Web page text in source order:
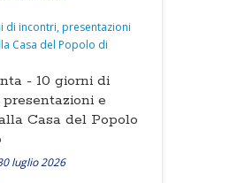
- 10 giorni di
e
Casa del Popolo
luglio 2026